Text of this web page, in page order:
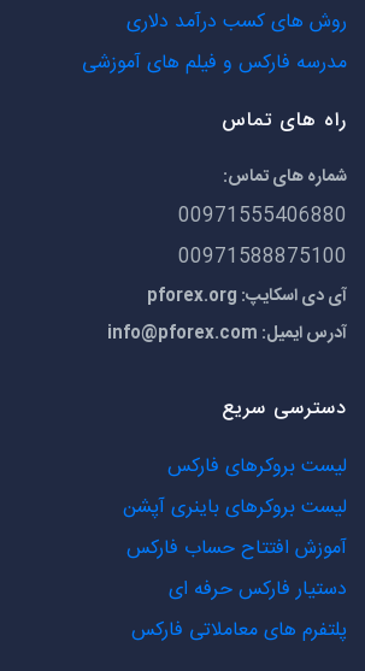
روش های کسب درآمد دلاری
مدرسه فارکس و فیلم های آموزشی
راه های تماس
شماره های تماس:
00971555406880
00971588875100
آی دی اسکایپ: pforex.org
آدرس ایمیل: info@pforex.com
دسترسی سریع
لیست بروکرهای فارکس
لیست بروکرهای باینری آپشن
آموزش افتتاح حساب فارکس
دستیار فارکس حرفه ای
پلتفرم های معاملاتی فارکس